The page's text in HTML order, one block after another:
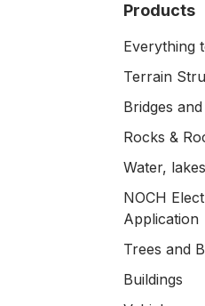
Products
Everything
Terrain
Bridges
Rocks &
Water,
NOCH
Application
Trees and
Buildings